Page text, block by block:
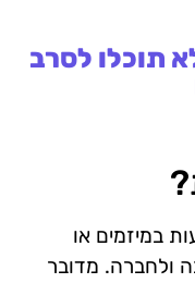
תוכלו לסרב
במיזמים או
ולחברה. מדובר